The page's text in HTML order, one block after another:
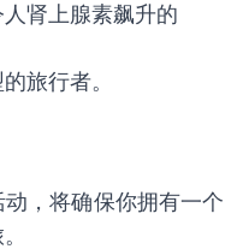
肾上腺素飙升的
旅行者。
，将确保你拥有一个